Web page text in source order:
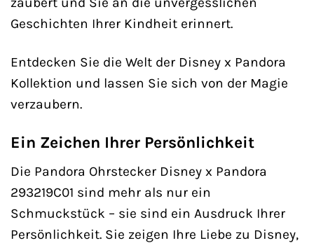
Geschichten Ihrer Kindheit erinnert.
Entdecken Sie die Welt der Disney x Pandora
Kollektion und lassen Sie sich von der Magie
verzaubern.
Ein Zeichen Ihrer Persönlichkeit
Die Pandora Ohrstecker Disney x Pandora
293219C01 sind mehr als nur ein
Schmuckstück – sie sind ein Ausdruck Ihrer
Persönlichkeit. Sie zeigen Ihre Liebe zu Disney,